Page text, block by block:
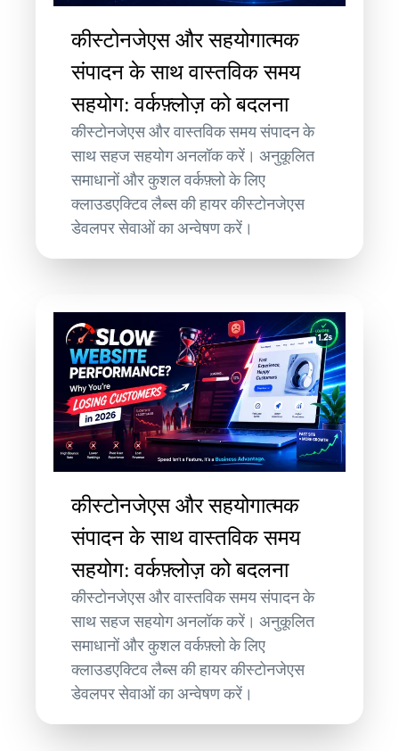
कीस्टोनजेएस और सहयोगात्मक
संपादन के साथ वास्तविक समय
सहयोग: वर्कफ़्लोज़ को बदलना
कीस्टोनजेएस और वास्तविक समय संपादन के
साथ सहज सहयोग अनलॉक करें। अनुकूलित
समाधानों और कुशल वर्कफ़्लो के लिए
क्लाउडएक्टिव लैब्स की हायर कीस्टोनजेएस
डेवलपर सेवाओं का अन्वेषण करें।
कीस्टोनजेएस और सहयोगात्मक
संपादन के साथ वास्तविक समय
सहयोग: वर्कफ़्लोज़ को बदलना
कीस्टोनजेएस और वास्तविक समय संपादन के
साथ सहज सहयोग अनलॉक करें। अनुकूलित
समाधानों और कुशल वर्कफ़्लो के लिए
क्लाउडएक्टिव लैब्स की हायर कीस्टोनजेएस
डेवलपर सेवाओं का अन्वेषण करें।